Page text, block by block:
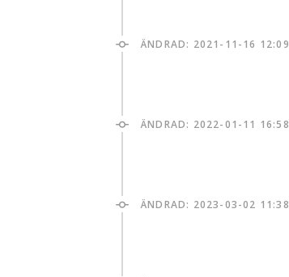
ÄNDRAD: 2021-11-16 12:09
ÄNDRAD: 2022-01-11 16:58
ÄNDRAD: 2023-03-02 11:38